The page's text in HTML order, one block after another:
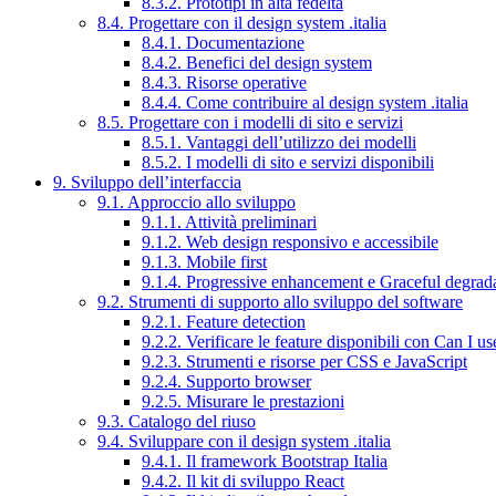
8.4. Progettare con il design system .italia
8.4.1. Documentazione
8.4.2. Benefici del design system
8.4.3. Risorse operative
8.4.4. Come contribuire al design system .italia
8.5. Progettare con i modelli di sito e servizi
8.5.1. Vantaggi dell’utilizzo dei modelli
8.5.2. I modelli di sito e servizi disponibili
9. Sviluppo dell’interfaccia
9.1. Approccio allo sviluppo
9.1.1. Attività preliminari
9.1.2. Web design responsivo e accessibile
9.1.3. Mobile first
9.1.4. Progressive enhancement e Graceful
9.2. Strumenti di supporto allo sviluppo del software
9.2.1. Feature detection
9.2.2. Verificare le feature disponibili con Can I
9.2.3. Strumenti e risorse per CSS e JavaScript
9.2.4. Supporto browser
9.2.5. Misurare le prestazioni
9.3. Catalogo del riuso
9.4. Sviluppare con il design system .italia
9.4.1. Il framework Bootstrap Italia
9.4.2. Il kit di sviluppo React